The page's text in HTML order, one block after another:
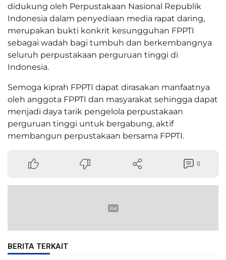
didukung oleh Perpustakaan Nasional Republik
Indonesia dalam penyediaan media rapat daring,
merupakan bukti konkrit kesungguhan FPPTI
sebagai wadah bagi tumbuh dan berkembangnya
seluruh perpustakaan perguruan tinggi di
Indonesia.
Semoga kiprah FPPTI dapat dirasakan manfaatnya
oleh anggota FPPTI dan masyarakat sehingga dapat
menjadi daya tarik pengelola perpustakaan
perguruan tinggi untuk bergabung, aktif
membangun perpustakaan bersama FPPTI.
0
BERITA TERKAIT